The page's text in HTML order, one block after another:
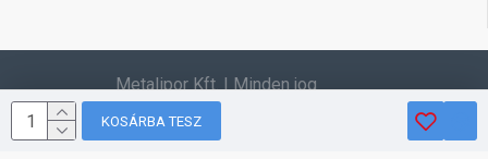
KOSÁRBA TESZ
Metalipor Kft. | Minden jog
fenntartva.